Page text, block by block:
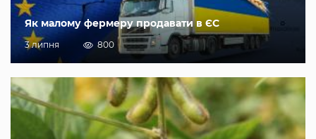
Як малому фермеру продавати в ЄС
3 липня 800